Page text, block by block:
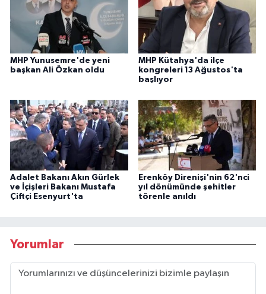
MHP Yunusemre'de yeni
başkan Ali Özkan oldu
MHP Kütahya'da ilçe
kongreleri 13 Ağustos'ta
başlıyor
Adalet Bakanı Akın Gürlek
ve İçişleri Bakanı Mustafa
Çiftçi Esenyurt'ta
Erenköy Direnişi'nin 62'nci
yıl dönümünde şehitler
törenle anıldı
Yorumlar